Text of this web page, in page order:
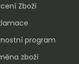
Zboží
program
zboží